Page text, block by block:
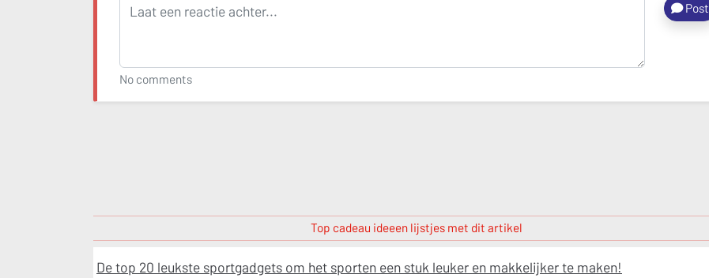
Post
No comments
Top cadeau ideeen lijstjes met dit artikel
De top 20 leukste sportgadgets om het sporten een stuk leuker en makkelijker te maken!